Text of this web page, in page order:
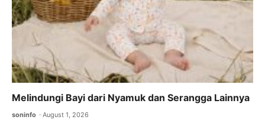
Melindungi Bayi dari Nyamuk dan Serangga Lainnya
soninfo August 1, 2026